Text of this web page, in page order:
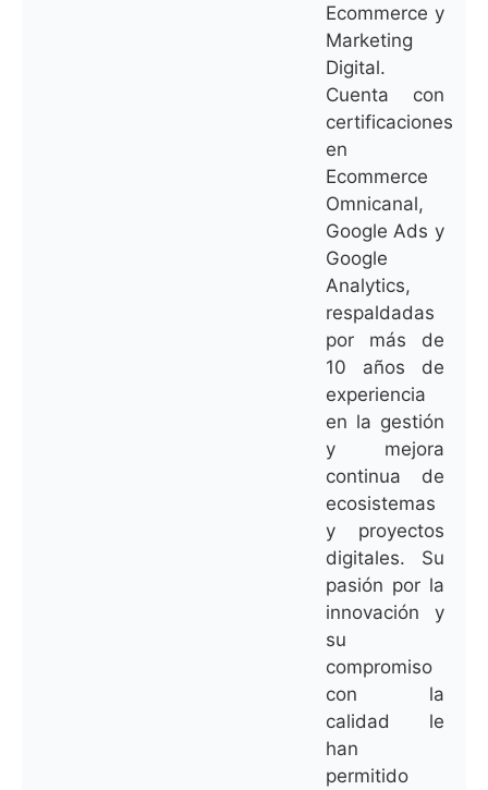
Ecommerce y
Marketing
Digital.
Cuenta con
certificaciones
en
Ecommerce
Omnicanal,
Google Ads y
Google
Analytics,
respaldadas
por más de
10 años de
experiencia
en la gestión
y mejora
continua de
ecosistemas
y proyectos
digitales. Su
pasión por la
innovación y
su
compromiso
con la
calidad le
han
permitido